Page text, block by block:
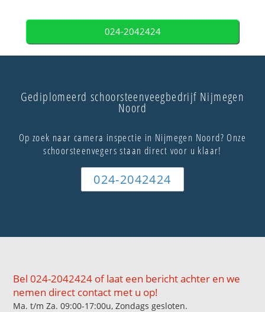
024-2042424
Gediplomeerd schoorsteenveegbedrijf Nijmegen
Noord
Op zoek naar camera inspectie in Nijmegen Noord? Onze
schoorsteenvegers staan direct voor u klaar!
024-2042424
Bel 024-2042424 of laat een bericht achter en we
nemen direct contact met u op!
Ma. t/m Za. 09:00-17:00u, Zondags gesloten.